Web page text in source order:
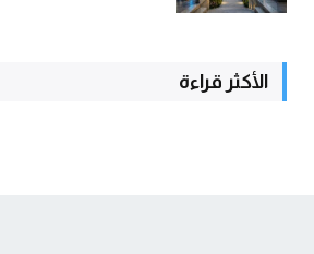
الأكثر قراءة